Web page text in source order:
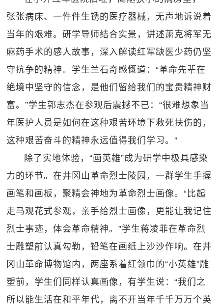
张张病床、一件件生锈的医疗器械，无声地诉说着
当年的艰难。研学导师结合实景，讲述萧克将军无
麻药手术的感人故事，深入解读红军缺医少药仍坚
守抗争的精神。学生兰石奇感慨道：“革命先辈在
绝境中坚守的信念，是他们留给我们的宝贵精神财
富。”学生郭志杰在参观后震撼不已：“很难想象当
年医护人员是如何在这种艰苦环境下救死扶伤的，
这种艰苦奋斗的精神永远值得我们学习。”
除了实地体验，“画英雄”成为研学中极具感染
力的环节。在井冈山革命烈士陵园，一群学生手握
画笔和画板，聚精会神地为革命烈士画像。“比起
走马观花式参观，亲手给烈士画像，更能让我记住
烈士事迹，体会革命精神。”学生蒋凌菲在革命烈
士雕塑前认真勾勒，铅笔在画纸上沙沙作响。在井
冈山革命博物馆内，两座系着红领巾的“小英雄”雕
塑前，学生们同样认真画像，有学生说：“我们之
所以能生活在和平年代，离不开当年千千万万个英